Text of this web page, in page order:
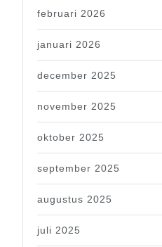
februari 2026
januari 2026
december 2025
november 2025
oktober 2025
september 2025
augustus 2025
juli 2025